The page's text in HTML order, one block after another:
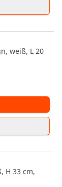
weiß, L 20
H 33 cm,